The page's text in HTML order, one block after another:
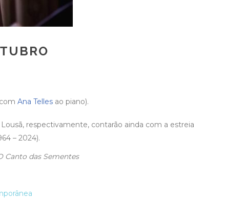
Ana Telles ao piano).
respectivamente, contarão ainda com a estreia
– 2024).
Canto das Sementes